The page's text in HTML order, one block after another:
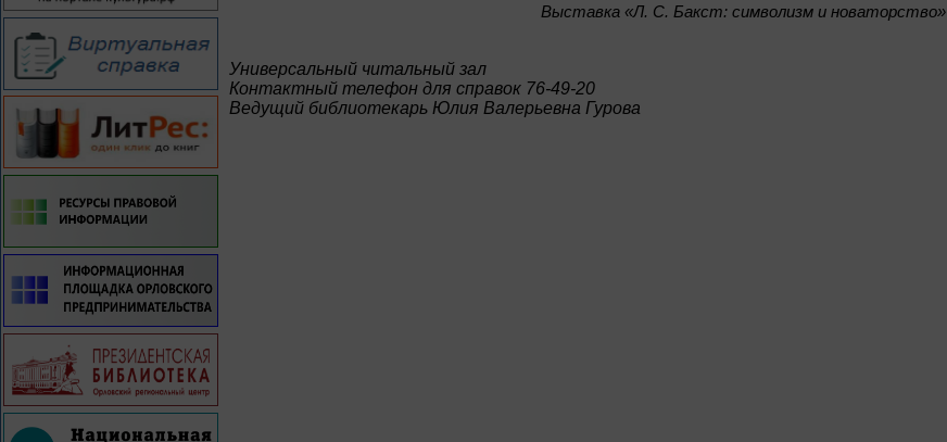
Bыставка «Л. С. Бакст: символизм и новаторство»
Универсальный читальный зал
Контактный телефон для справок 76-49-20
Ведущий библиотекарь Юлия Валерьевна Гурова